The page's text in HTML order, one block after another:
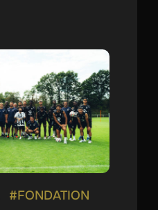
#FONDATION